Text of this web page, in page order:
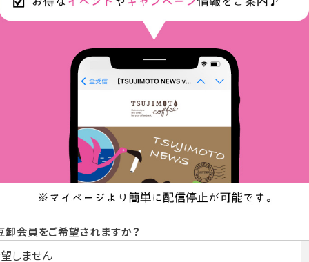
卸会員をご希望されますか？